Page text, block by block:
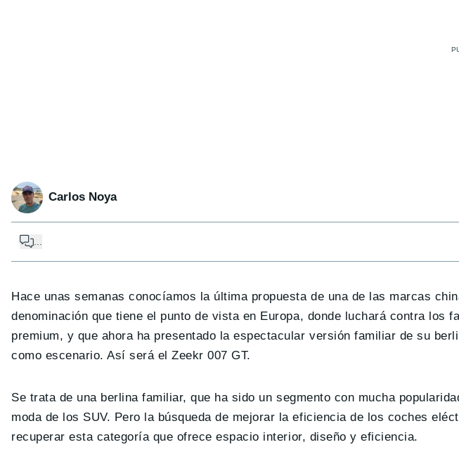
Carlos Noya
Hace unas semanas conocíamos la última propuesta de una de las marcas
denominación que tiene el punto de vista en Europa, donde luchará contra los
premium, y que ahora ha presentado la espectacular versión familiar de su
como escenario. Así será el Zeekr 007 GT.
Se trata de una berlina familiar, que ha sido un segmento con mucha
moda de los SUV. Pero la búsqueda de mejorar la eficiencia de los coches
recuperar esta categoría que ofrece espacio interior, diseño y eficiencia.